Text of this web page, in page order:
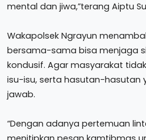
mental dan jiwa,”terang Aiptu
Wakapolsek Ngrayun
bersama-sama bisa menjaga
kondusif. Agar masyarakat
isu-isu, serta hasutan-hasutan
jawab.
“Dengan adanya pertemuan